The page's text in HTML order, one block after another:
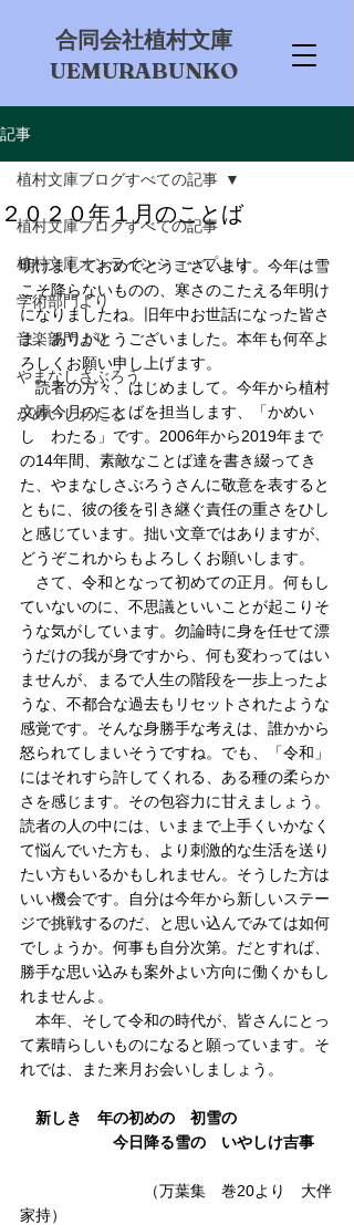
​合同会社植村文庫
UEMURABUNKO
記事
植村文庫ブログすべての記事
植村文庫オンラインショップより
学術部門より
音楽部門より
やまなしさぶろう
かめいしわたる
植村文庫ブログすべての記事
２０２０年１月のことば
明けましておめでとうございます。今年は雪
こそ降らないものの、寒さのこたえる年明け
になりましたね。旧年中お世話になった皆さ
ま、ありがとうございました。本年も何卒よ
ろしくお願い申し上げます。
読者の方々、はじめまして。今年から植村
文庫今月のことばを担当します、「かめい
し　わたる」です。2006年から2019年まで
の14年間、素敵なことば達を書き綴ってき
た、やまなしさぶろうさんに敬意を表すると
ともに、彼の後を引き継ぐ責任の重さをひし
と感じています。拙い文章ではありますが、
どうぞこれからもよろしくお願いします。
さて、令和となって初めての正月。何もし
ていないのに、不思議といいことが起こりそ
うな気がしています。勿論時に身を任せて漂
うだけの我が身ですから、何も変わってはい
ませんが、まるで人生の階段を一歩上ったよ
うな、不都合な過去もリセットされたような
感覚です。そんな身勝手な考えは、誰かから
怒られてしまいそうですね。でも、「令和」
にはそれすら許してくれる、ある種の柔らか
さを感じます。その包容力に甘えましょう。
読者の人の中には、いままで上手くいかなく
て悩んでいた方も、より刺激的な生活を送り
たい方もいるかもしれません。そうした方は
いい機会です。自分は今年から新しいステー
ジで挑戦するのだ、と思い込んでみては如何
でしょうか。何事も自分次第。だとすれば、
勝手な思い込みも案外よい方向に働くかもし
れませんよ。
本年、そして令和の時代が、皆さんにとっ
て素晴らしいものになると願っています。そ
れでは、また来月お会いしましょう。
新しき　年の初めの　初雪の
今日降る雪の　いやしけ吉事
（万葉集　巻20より　大伴
家持）